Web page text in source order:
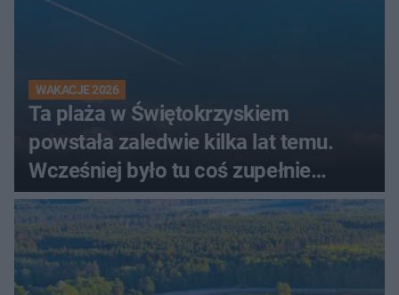
WAKACJE 2026
Ta plaża w Świętokrzyskiem
powstała zaledwie kilka lat temu.
Wcześniej było tu coś zupełnie
innego